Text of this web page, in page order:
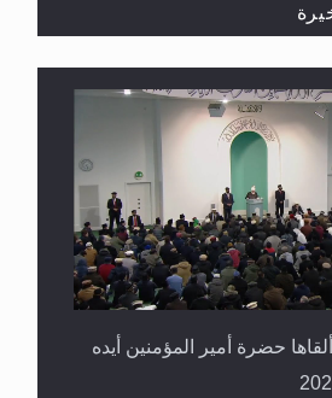
السنة ومهيمنٌ عليها.. ليس
حضرة أمير المؤمنين أيده